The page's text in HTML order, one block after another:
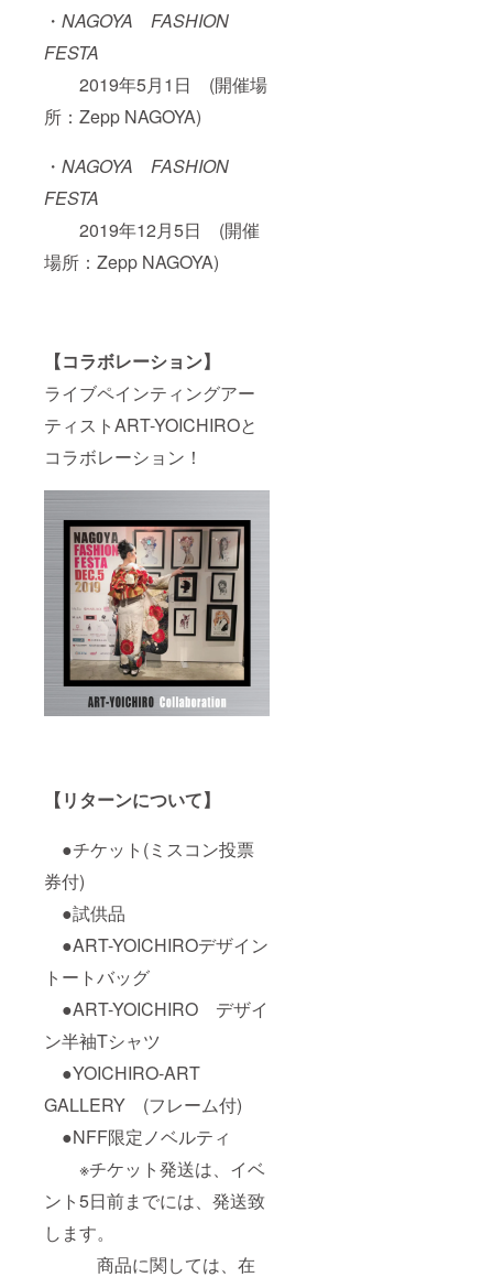
・ NAGOYA FASHION
FESTA
2019年5月1日 (開催場
所：Zepp NAGOYA)
・ NAGOYA FASHION
FESTA
2019年12月5日 (開催
場所：Zepp NAGOYA)
【コラボレーション】
ライブペインティングアー
ティストART-YOICHIROと
コラボレーション！
【リターンについて】
●チケット(ミスコン投票
券付)
●試供品
●ART-YOICHIROデザイン
トートバッグ
●ART-YOICHIRO デザイ
ン半袖Tシャツ
●YOICHIRO-ART
GALLERY (フレーム付)
●NFF限定ノベルティ
※チケット発送は、イベ
ント5日前までには、発送致
します。
商品に関しては、在